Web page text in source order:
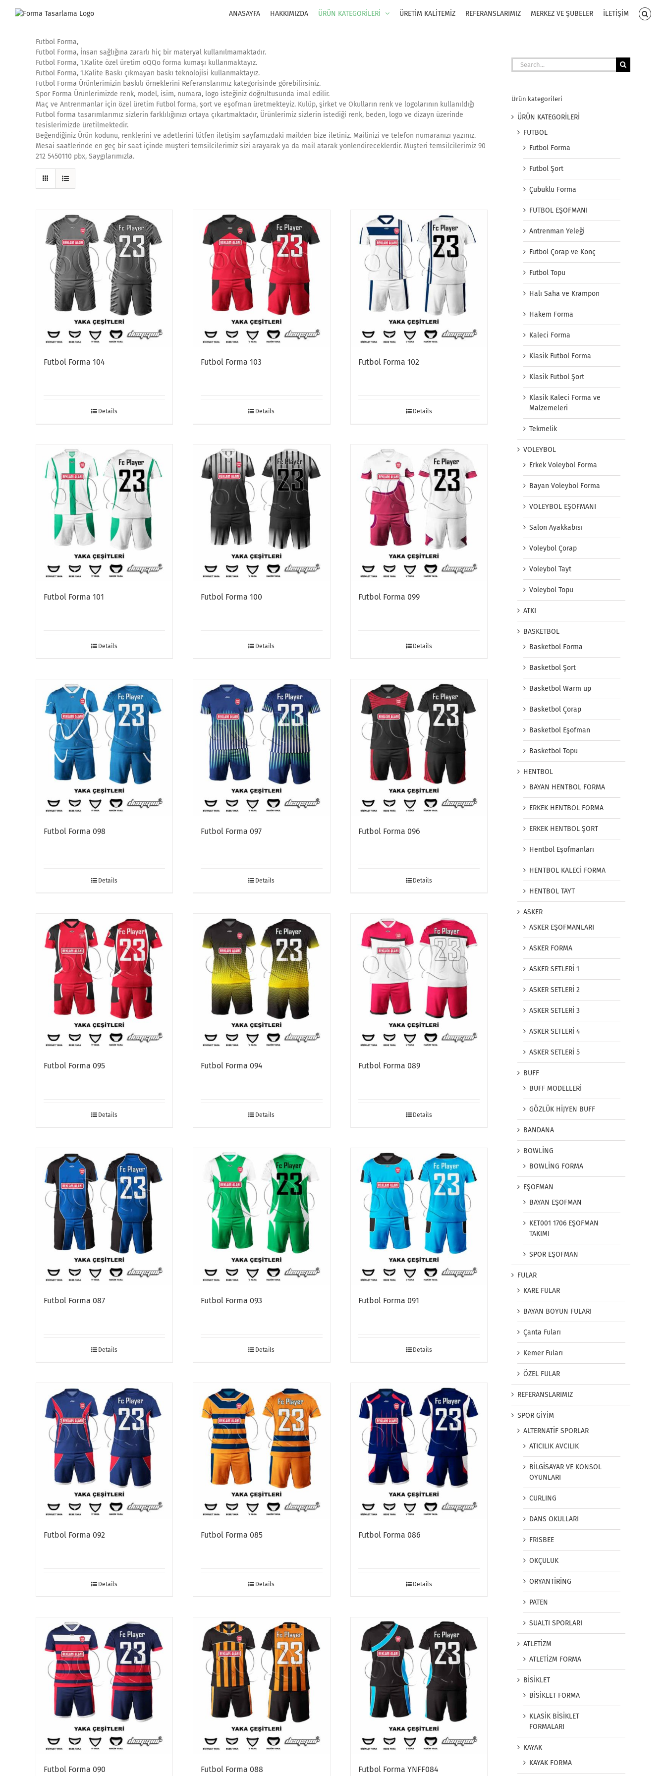
ANASAYFA HAKKIMIZDA ÜRÜN KATEGORİLERİ ÜRETİM KALİTEMİZ REFERANSLARIMIZ MERKEZ VE ŞUBELER İLETİŞİM
Futbol Forma,
Futbol Forma, İnsan sağlığına zararlı hiç bir materyal kullanılmamaktadır.
Futbol Forma, 1.Kalite özel üretim oQQo forma kumaşı kullanmaktayız.
Futbol Forma, 1.Kalite Baskı çıkmayan baskı teknolojisi kullanmaktayız.
Futbol Forma Ürünlerimizin baskılı örneklerini Referanslarımız kategorisinde görebilirsiniz.
Spor Forma Ürünlerimizde renk, model, isim, numara, logo isteğiniz doğrultusunda imal edilir.
Maç ve Antrenmanlar için özel üretim Futbol forma, şort ve eşofman üretmekteyiz. Kulüp, şirket ve Okulların renk ve logolarının kullanıldığı
Futbol forma tasarımlarımız sizlerin farklılığınızı ortaya çıkartmaktadır, Ürünlerimiz sizlerin istediği renk, beden, logo ve dizayn üzerinde
tesislerimizde üretilmektedir.
Beğendiğiniz Ürün kodunu, renklerini ve adetlerini lütfen iletişim sayfamızdaki mailden bize iletiniz. Mailinizi ve telefon numaranızı yazınız.
Mesai saatlerinde en geç bir saat içinde müşteri temsilcilerimiz sizi arayarak ya da mail atarak yönlendireceklerdir. Müşteri temsilcilerimiz 90
212 5450110 pbx, Saygılarımızla.
Futbol Forma 104
Details
Futbol Forma 103
Details
Futbol Forma 102
Details
Futbol Forma 101
Details
Futbol Forma 100
Details
Futbol Forma 099
Details
Futbol Forma 098
Details
Futbol Forma 097
Details
Futbol Forma 096
Details
Futbol Forma 095
Details
Futbol Forma 094
Details
Futbol Forma 089
Details
Futbol Forma 087
Details
Futbol Forma 093
Details
Futbol Forma 091
Details
Futbol Forma 092
Details
Futbol Forma 085
Details
Futbol Forma 086
Details
Futbol Forma 090 Futbol Forma 088 Futbol Forma YNFF084
Search
for:
Ürün kategorileri
ÜRÜN KATEGORİLERİ
FUTBOL
Futbol Forma
Futbol Şort
Çubuklu Forma
FUTBOL EŞOFMANI
Antrenman Yeleği
Futbol Çorap ve Konç
Futbol Topu
Halı Saha ve Krampon
Hakem Forma
Kaleci Forma
Klasik Futbol Forma
Klasik Futbol Şort
Klasik Kaleci Forma ve
Malzemeleri
Tekmelik
VOLEYBOL
Erkek Voleybol Forma
Bayan Voleybol Forma
VOLEYBOL EŞOFMANI
Salon Ayakkabısı
Voleybol Çorap
Voleybol Tayt
Voleybol Topu
ATKI
BASKETBOL
Basketbol Forma
Basketbol Şort
Basketbol Warm up
Basketbol Çorap
Basketbol Eşofman
Basketbol Topu
HENTBOL
BAYAN HENTBOL FORMA
ERKEK HENTBOL FORMA
ERKEK HENTBOL ŞORT
Hentbol Eşofmanları
HENTBOL KALECİ FORMA
HENTBOL TAYT
ASKER
ASKER EŞOFMANLARI
ASKER FORMA
ASKER SETLERİ 1
ASKER SETLERİ 2
ASKER SETLERİ 3
ASKER SETLERİ 4
ASKER SETLERİ 5
BUFF
BUFF MODELLERİ
GÖZLÜK HİJYEN BUFF
BANDANA
BOWLİNG
BOWLİNG FORMA
EŞOFMAN
BAYAN EŞOFMAN
KET001 1706 EŞOFMAN
TAKIMI
SPOR EŞOFMAN
FULAR
KARE FULAR
BAYAN BOYUN FULARI
Çanta Fuları
Kemer Fuları
ÖZEL FULAR
REFERANSLARIMIZ
SPOR GİYİM
ALTERNATİF SPORLAR
ATICILIK AVCILIK
BİLGİSAYAR VE KONSOL
OYUNLARI
CURLING
DANS OKULLARI
FRISBEE
OKÇULUK
ORYANTİRİNG
PATEN
SUALTI SPORLARI
ATLETİZM
ATLETİZM FORMA
BİSİKLET
BİSİKLET FORMA
KLASİK BİSİKLET
FORMALARI
KAYAK
KAYAK FORMA